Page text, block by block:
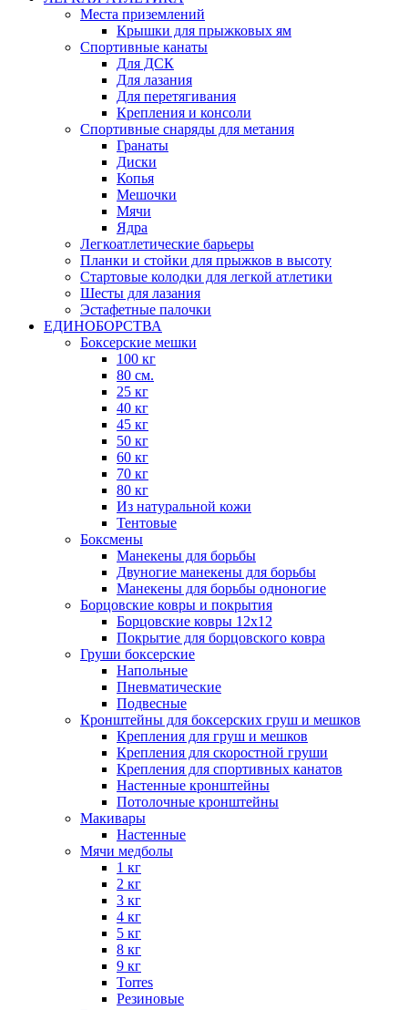
Места приземлений
Крышки для прыжковых ям
Спортивные канаты
Для ДСК
Для лазания
Для перетягивания
Крепления и консоли
Спортивные снаряды для метания
Гранаты
Диски
Копья
Мешочки
Мячи
Ядра
Легкоатлетические барьеры
Планки и стойки для прыжков в высоту
Стартовые колодки для легкой атлетики
Шесты для лазания
Эстафетные палочки
ЕДИНОБОРСТВА
Боксерские мешки
100 кг
80 см.
25 кг
40 кг
45 кг
50 кг
60 кг
70 кг
80 кг
Из натуральной кожи
Тентовые
Боксмены
Манекены для борьбы
Двуногие манекены для борьбы
Манекены для борьбы одноногие
Борцовские ковры и покрытия
Борцовские ковры 12х12
Покрытие для борцовского ковра
Груши боксерские
Напольные
Пневматические
Подвесные
Кронштейны для боксерских груш и мешков
Крепления для груш и мешков
Крепления для скоростной груши
Крепления для спортивных канатов
Настенные кронштейны
Потолочные кронштейны
Макивары
Настенные
Мячи медболы
1 кг
2 кг
3 кг
4 кг
5 кг
8 кг
9 кг
Torres
Резиновые